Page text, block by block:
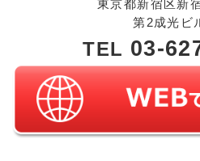
東京都新宿区新
第2成光ビ
TEL 03-